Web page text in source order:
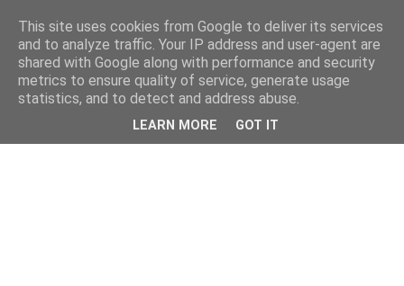
This site uses cookies from Google to deliver its services
and to analyze traffic. Your IP address and user-agent are
shared with Google along with performance and security
metrics to ensure quality of service, generate usage
statistics, and to detect and address abuse.
LEARN MORE GOT IT